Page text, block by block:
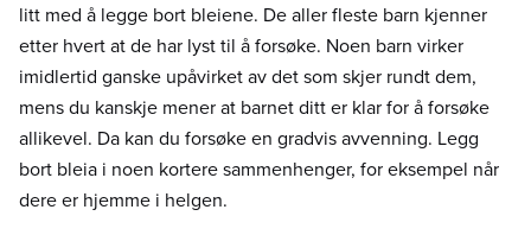
litt med å legge bort bleiene. De aller fleste barn kjenner
etter hvert at de har lyst til å forsøke. Noen barn virker
imidlertid ganske upåvirket av det som skjer rundt dem,
mens du kanskje mener at barnet ditt er klar for å forsøke
allikevel. Da kan du forsøke en gradvis avvenning. Legg
bort bleia i noen kortere sammenhenger, for eksempel når
dere er hjemme i helgen.